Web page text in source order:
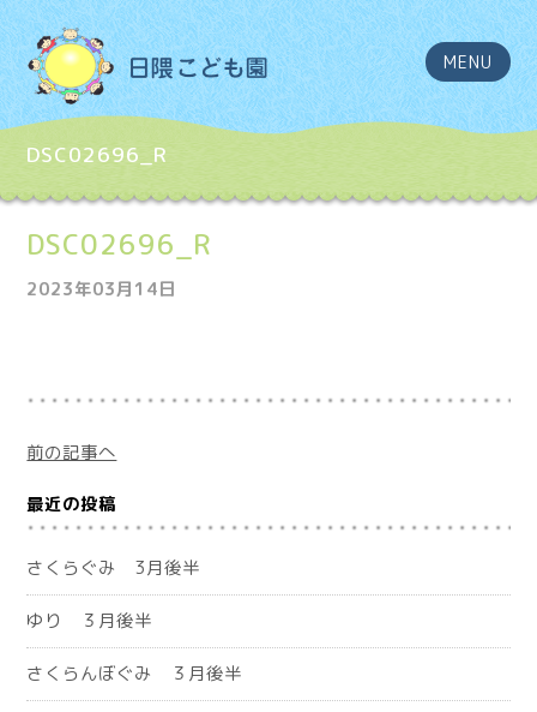
MENU
DSC02696_R
DSC02696_R
2023年03月14日
前の記事へ
最近の投稿
さくらぐみ 3月後半
ゆり ３月後半
さくらんぼぐみ ３月後半